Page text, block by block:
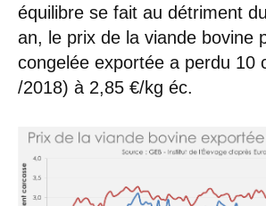
équilibre se fait au détriment
an, le prix de la viande bovine
congelée exportée a perdu 10
/2018) à 2,85 €/kg éc.